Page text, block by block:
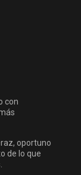
con
oportuno
de lo que